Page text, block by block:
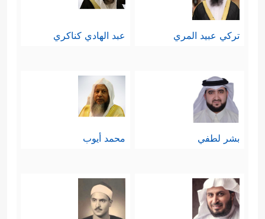
ٱلصَّـٰلِحِینَ
وَتَوَلَّواْ وَّهُم مُّعۡرِضُونَ
فَأَعۡقَبَهُمۡ نِفَاقࣰا فِی
قُلُوبِهِمۡ إِلَىٰ یَوۡمِ یَلۡقَوۡنَهُۥ بِمَاۤ أَخۡلَفُواْ ٱللَّهَ مَا وَعَدُوهُ وَبِمَا
كَانُواْ یَكۡذِبُونَ﴾
تاسعًا: إنهم يلمزون المتصدِّقين
ٱلۡمُؤۡمِنِینَ فِی ٱلصَّدَقَـٰتِ وَٱلَّذِینَ لَا یَجِدُونَ إِلَّا
جُهۡدَهُمۡ فَیَسۡخَرُونَ مِنۡهُمۡ﴾فهم لم يَكتَفوا
تركي عبيد المري عبد الهادي كناكري
بشر لطفي محمد أيوب